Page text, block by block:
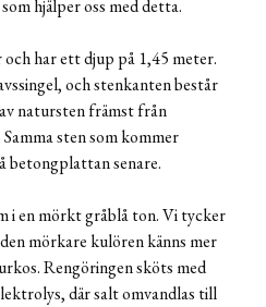
hjälper oss med detta.
har ett djup på 1,45 meter.
och stenkanten består
natursten främst från
sten som kommer
betongplattan senare.
i en mörkt gråblå ton. Vi tycker
mörkare kulören känns mer
Rengöringen sköts med
där salt omvandlas till